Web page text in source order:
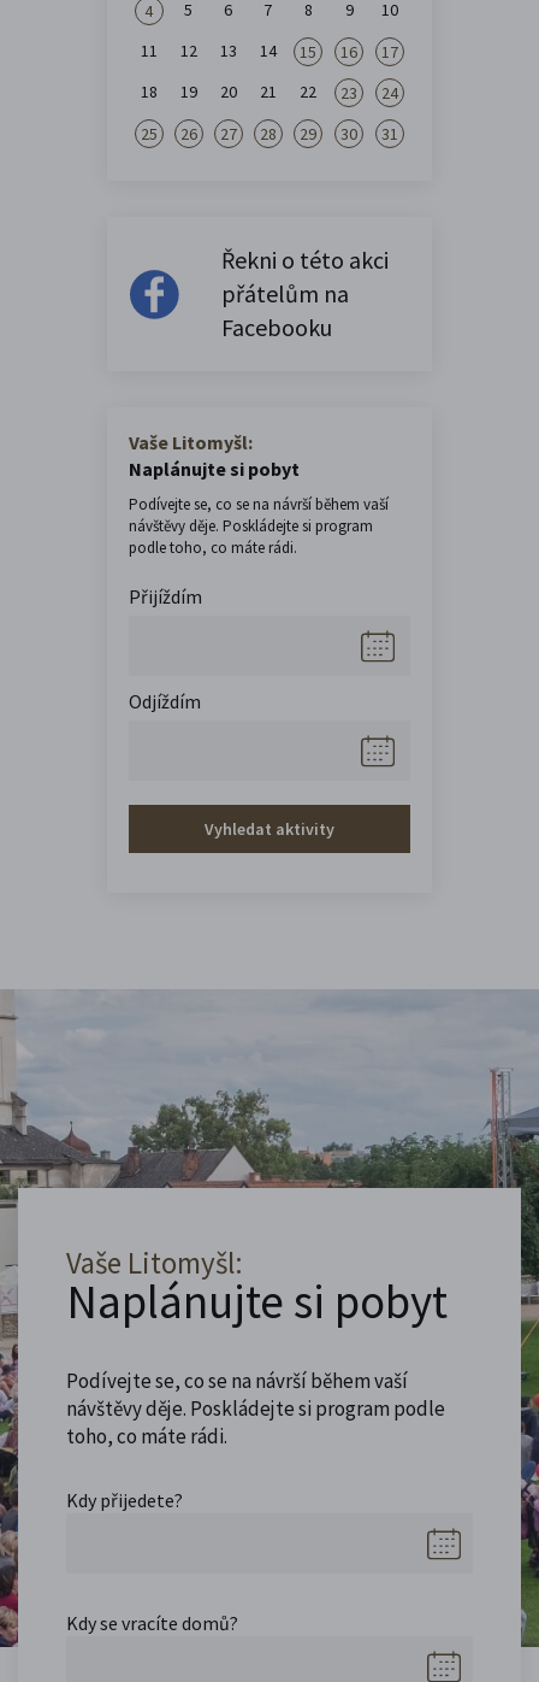
4 5 6 7 8 9
10
11
12 13 14 15 16
17
18
19 20 21 22 23
24
25
26 27 28 29 30 31
Řekni o této akci
přátelům na
Facebooku
Vaše Litomyšl:
Naplánujte si pobyt
Podívejte se, co se na návrší během vaší
návštěvy děje. Poskládejte si program
podle toho, co máte rádi.
Přijíždím
Odjíždím
Vyhledat aktivity
Vaše Litomyšl:
Naplánujte si pobyt
Podívejte se, co se na návrší během vaší
návštěvy děje. Poskládejte si program podle
toho, co máte rádi.
Kdy přijedete?
Kdy se vracíte domů?